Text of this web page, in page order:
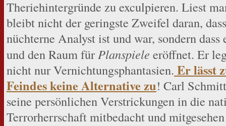
Theriehintergründe zu exculpieren. Liest
bleibt nicht der geringste Zweifel daran,
nüchterne Analyst ist und war, sondern dass
und den Raum fürPlanspiele eröffnet. Er
nicht nur Vernichtungsphantasien. Er lässt
Feindes keine Alternative zu! Carl
seine persönlichen Verstrickungen in die
Terrorherrschaft mitbedacht und